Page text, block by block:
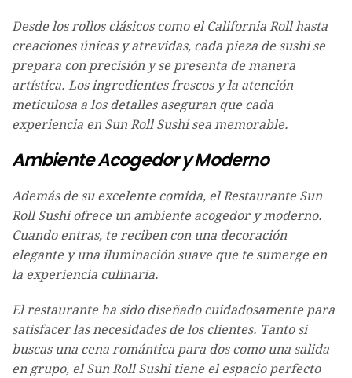
Desde los rollos clásicos como el California Roll hasta
creaciones únicas y atrevidas, cada pieza de sushi se
prepara con precisión y se presenta de manera
artística. Los ingredientes frescos y la atención
meticulosa a los detalles aseguran que cada
experiencia en Sun Roll Sushi sea memorable.
Ambiente Acogedor y Moderno
Además de su excelente comida, el Restaurante Sun
Roll Sushi ofrece un ambiente acogedor y moderno.
Cuando entras, te reciben con una decoración
elegante y una iluminación suave que te sumerge en
la experiencia culinaria.
El restaurante ha sido diseñado cuidadosamente para
satisfacer las necesidades de los clientes. Tanto si
buscas una cena romántica para dos como una salida
en grupo, el Sun Roll Sushi tiene el espacio perfecto